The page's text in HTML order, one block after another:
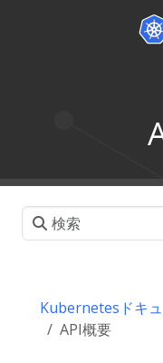
Kubernetesドキ
API概要